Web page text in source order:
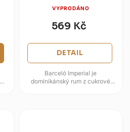
VYPRODÁNO
569 Kč
DETAIL
Barceló Imperial je
dominikánský rum z cukrové